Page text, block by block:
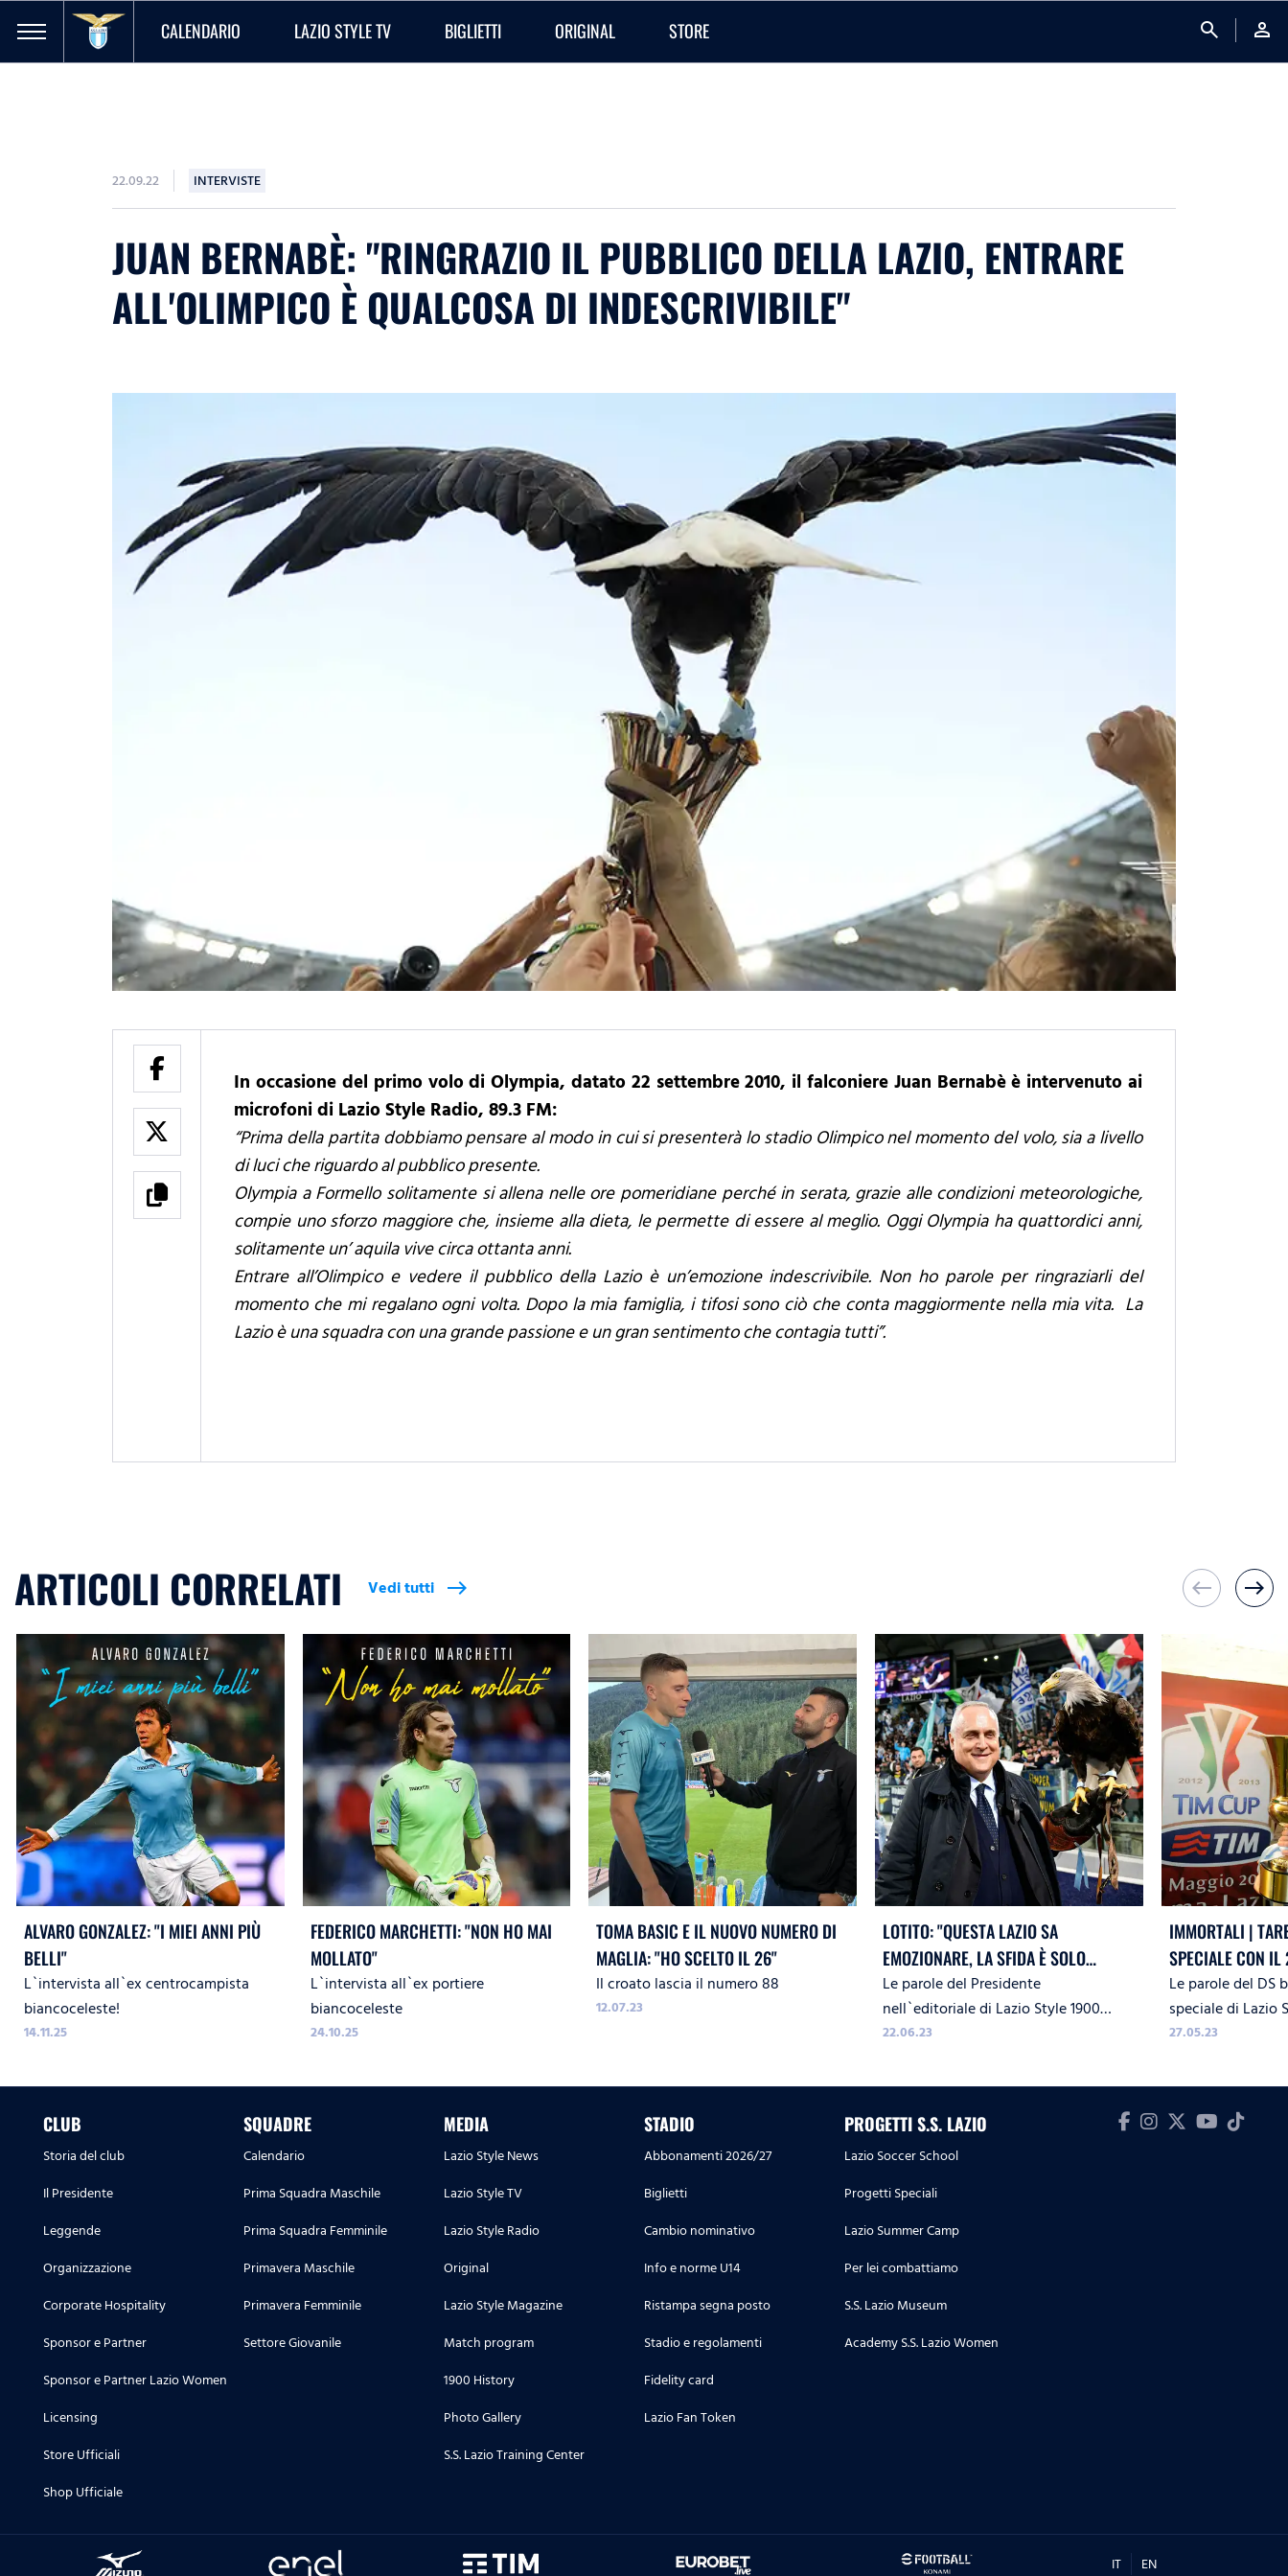
CALENDARIO LAZIO STYLE TV BIGLIETTI ORIGINAL STORE search person
22.09.22 INTERVISTE
JUAN BERNABÈ: "RINGRAZIO IL PUBBLICO DELLA LAZIO, ENTRARE
ALL'OLIMPICO È QUALCOSA DI INDESCRIVIBILE"
In occasione del primo volo di Olympia, datato 22 settembre 2010, il falconiere Juan Bernabè è intervenuto ai
microfoni di Lazio Style Radio, 89.3 FM:
“Prima della partita dobbiamo pensare al modo in cui si presenterà lo stadio Olimpico nel momento del volo, sia a livello
di luci che riguardo al pubblico presente.
Olympia a Formello solitamente si allena nelle ore pomeridiane perché in serata, grazie alle condizioni meteorologiche,
compie uno sforzo maggiore che, insieme alla dieta, le permette di essere al meglio. Oggi Olympia ha quattordici anni,
solitamente un’ aquila vive circa ottanta anni.
Entrare all’Olimpico e vedere il pubblico della Lazio è un’emozione indescrivibile. Non ho parole per ringraziarli del
momento che mi regalano ogni volta. Dopo la mia famiglia, i tifosi sono ciò che conta maggiormente nella mia vita. La
Lazio è una squadra con una grande passione e un gran sentimento che contagia tutti”.
ARTICOLI CORRELATI Vedi tutti east west east
ALVARO GONZALEZ: "I MIEI ANNI PIÙ
BELLI"
L`intervista all`ex centrocampista
biancoceleste!
14.11.25
FEDERICO MARCHETTI: "NON HO MAI
MOLLATO"
L`intervista all`ex portiere
biancoceleste
24.10.25
TOMA BASIC E IL NUOVO NUMERO DI
MAGLIA: "HO SCELTO IL 26"
Il croato lascia il numero 88
12.07.23
LOTITO: "QUESTA LAZIO SA
EMOZIONARE, LA SFIDA È SOLO
INIZIATA"
Le parole del Presidente
nell`editoriale di Lazio Style 1900
Official Magazine
22.06.23
IMMORTALI |
SPECIALE CON
Le parole del DS
speciale di Lazio
27.05.23
CLUB
Storia del club
Il Presidente
Leggende
Organizzazione
Corporate Hospitality
Sponsor e Partner
Sponsor e Partner Lazio Women
Licensing
Store Ufficiali
Shop Ufficiale
SQUADRE
Calendario
Prima Squadra Maschile
Prima Squadra Femminile
Primavera Maschile
Primavera Femminile
Settore Giovanile
MEDIA
Lazio Style News
Lazio Style TV
Lazio Style Radio
Original
Lazio Style Magazine
Match program
1900 History
Photo Gallery
S.S. Lazio Training Center
STADIO
Abbonamenti 2026/27
Biglietti
Cambio nominativo
Info e norme U14
Ristampa segna posto
Stadio e regolamenti
Fidelity card
Lazio Fan Token
PROGETTI S.S. LAZIO
Lazio Soccer School
Progetti Speciali
Lazio Summer Camp
Per lei combattiamo
S.S. Lazio Museum
Academy S.S. Lazio Women
IT EN